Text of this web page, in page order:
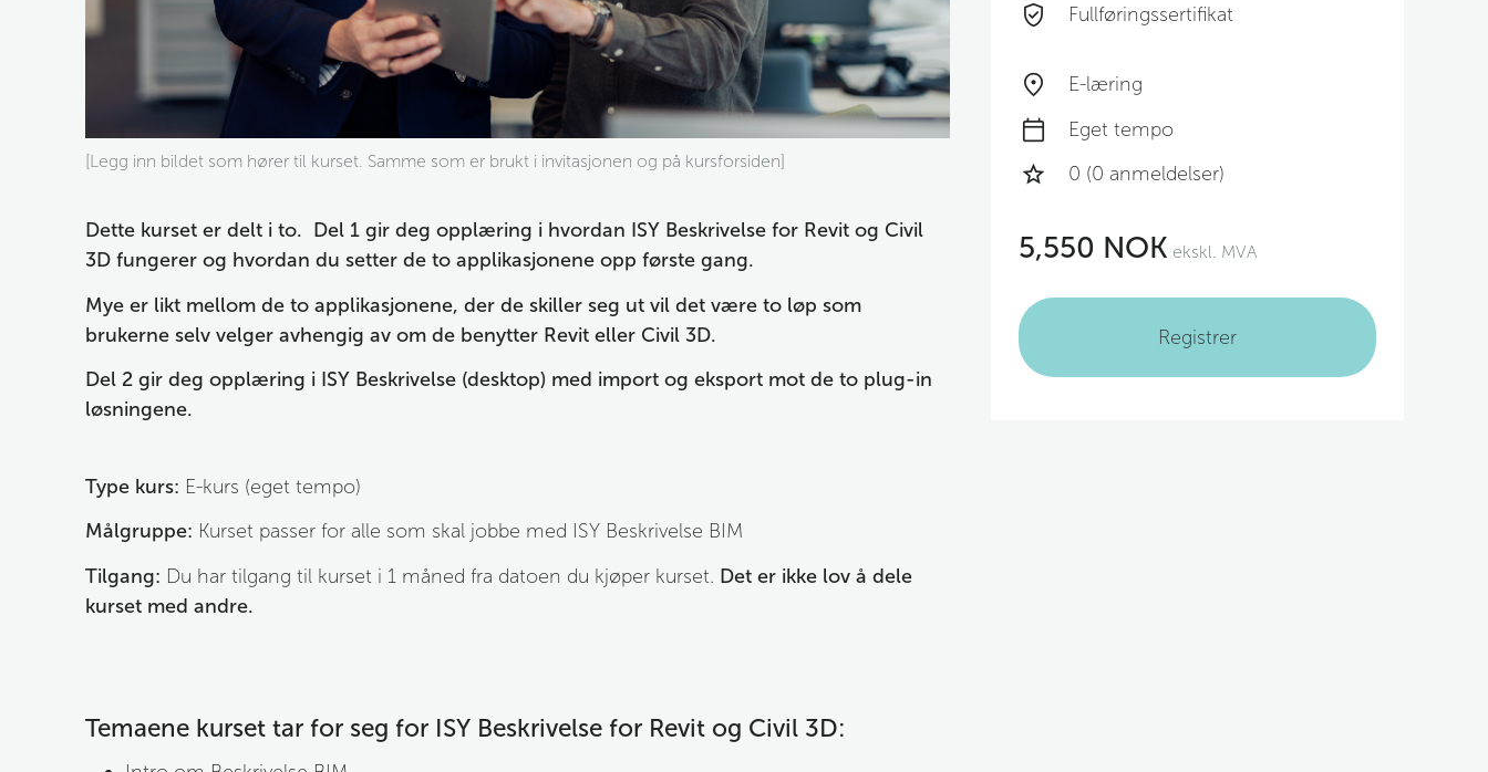
[Legg inn bildet som hører til kurset. Samme som er brukt i invitasjonen og på kursforsiden]
Dette kurset er delt i to.  Del 1 gir deg opplæring i hvordan ISY Beskrivelse for Revit og Civil
3D fungerer og hvordan du setter de to applikasjonene opp første gang.
Mye er likt mellom de to applikasjonene, der de skiller seg ut vil det være to løp som
brukerne selv velger avhengig av om de benytter Revit eller Civil 3D.
Del 2 gir deg opplæring i ISY Beskrivelse (desktop) med import og eksport mot de to plug-in
løsningene.
Type kurs: E-kurs (eget tempo)
Målgruppe: Kurset passer for alle som skal jobbe med ISY Beskrivelse BIM
Tilgang: Du har tilgang til kurset i 1 måned fra datoen du kjøper kurset. Det er ikke lov å dele
kurset med andre.
Temaene kurset tar for seg for ISY Beskrivelse for Revit og Civil 3D:
Fullføringssertifikat
E-læring
Eget tempo
0 (0 anmeldelser)
5,550 NOK ekskl. MVA
Registrer